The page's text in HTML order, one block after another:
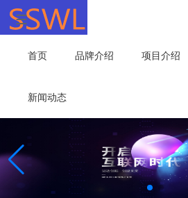
首页 品牌介绍 项目介绍
新闻动态